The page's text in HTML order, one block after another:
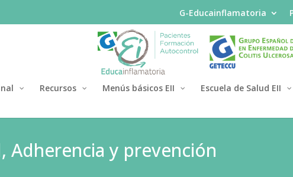
G-Educainflamatoria
Recursos Menús básicos EII Escuela de Salud EII
Adherencia y prevención